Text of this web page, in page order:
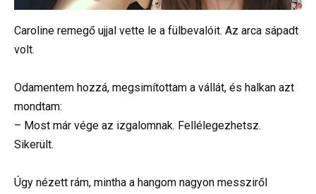
Caroline remegő ujjal vette le a fülbevalóit. Az arca sápadt
volt.
Odamentem hozzá, megsimítottam a vállát, és halkan azt
mondtam:
– Most már vége az izgalomnak. Fellélegezhetsz.
Sikerült.
Úgy nézett rám, mintha a hangom nagyon messziről